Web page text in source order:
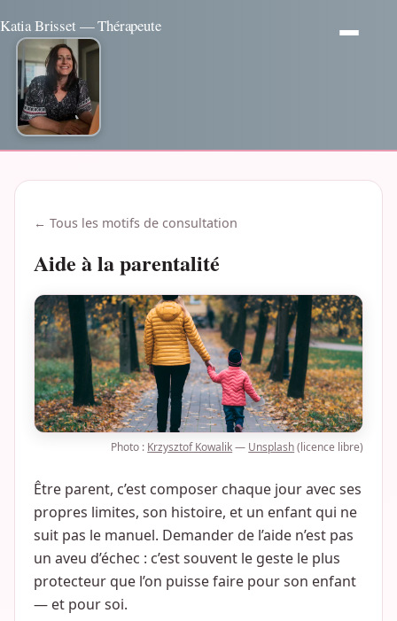
Katia Brisset — Thérapeute
← Tous les motifs de consultation
Aide à la parentalité
Photo : Krzysztof Kowalik— Unsplash(licence libre)
Être parent, c’est composer chaque jour avec ses
propres limites, son histoire, et un enfant qui ne
suit pas le manuel. Demander de l’aide n’est pas
un aveu d’échec : c’est souvent le geste le plus
protecteur que l’on puisse faire pour son enfant
— et pour soi.